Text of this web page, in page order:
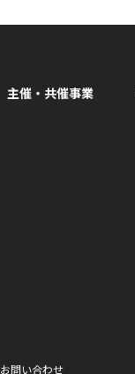
主催・共催事業
お問い合わせ